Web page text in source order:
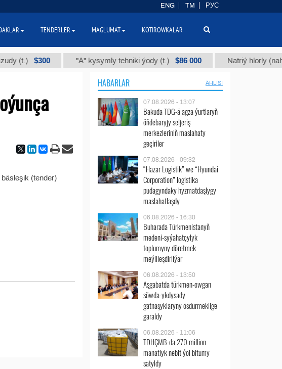
(t.) $300 "А" kysymly tehniki ýody (t.) $86 000 Natriý hlorly (nahar
(tender)
HABARLAR ÄHLISI
07.08.2026 - 13:07
Bakuda TDG-ä agza ýurtlaryň
öňdebaryjy seljeriş
merkezleriniň maslahaty
geçiriler
07.08.2026 - 09:32
“Hazar Logistik” we “Hyundai
Corporation” logistika
pudagyndaky hyzmatdaşlygy
maslahatlaşdy
06.08.2026 - 16:30
Buharada Türkmenistanyň
medeni-syýahatçylyk
toplumyny döretmek
meýilleşdirilýär
06.08.2026 - 13:50
Aşgabatda türkmen-owgan
söwda-ykdysady
gatnaşyklaryny ösdürmeklige
garaldy
06.08.2026 - 11:06
TDHÇMB-da 270 million
manatlyk nebit ýol bitumy
satyldy
ENG TM РУС
TENDERLER MAGLUMAT KOTIROWKALAR